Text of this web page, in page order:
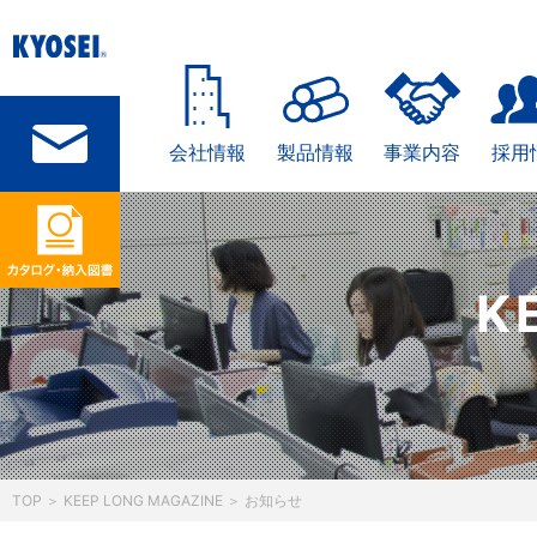
テ
ン
ツ
へ
会社情報 製品情報 事業内容 採用
TOP ＞ KEEP LONG MAGAZINE ＞ お知らせ